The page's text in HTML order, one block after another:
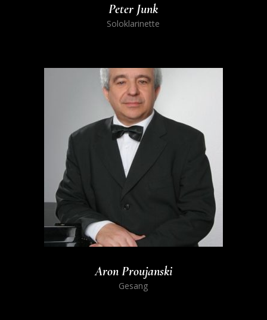
Peter Junk
Soloklarinette
Aron Proujanski
Gesang